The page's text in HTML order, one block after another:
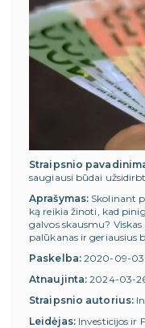
Straipsnio
saugiausi būdai
Aprašymas: Skolinant
ką reikia žinoti, kad
galvos skausmu?
palūkanas ir geriausius
Paskelba: 2020-09-03
Atnaujinta: 2024-03-
Straipsnio autorius:
Leidėjas: Investicijos ir